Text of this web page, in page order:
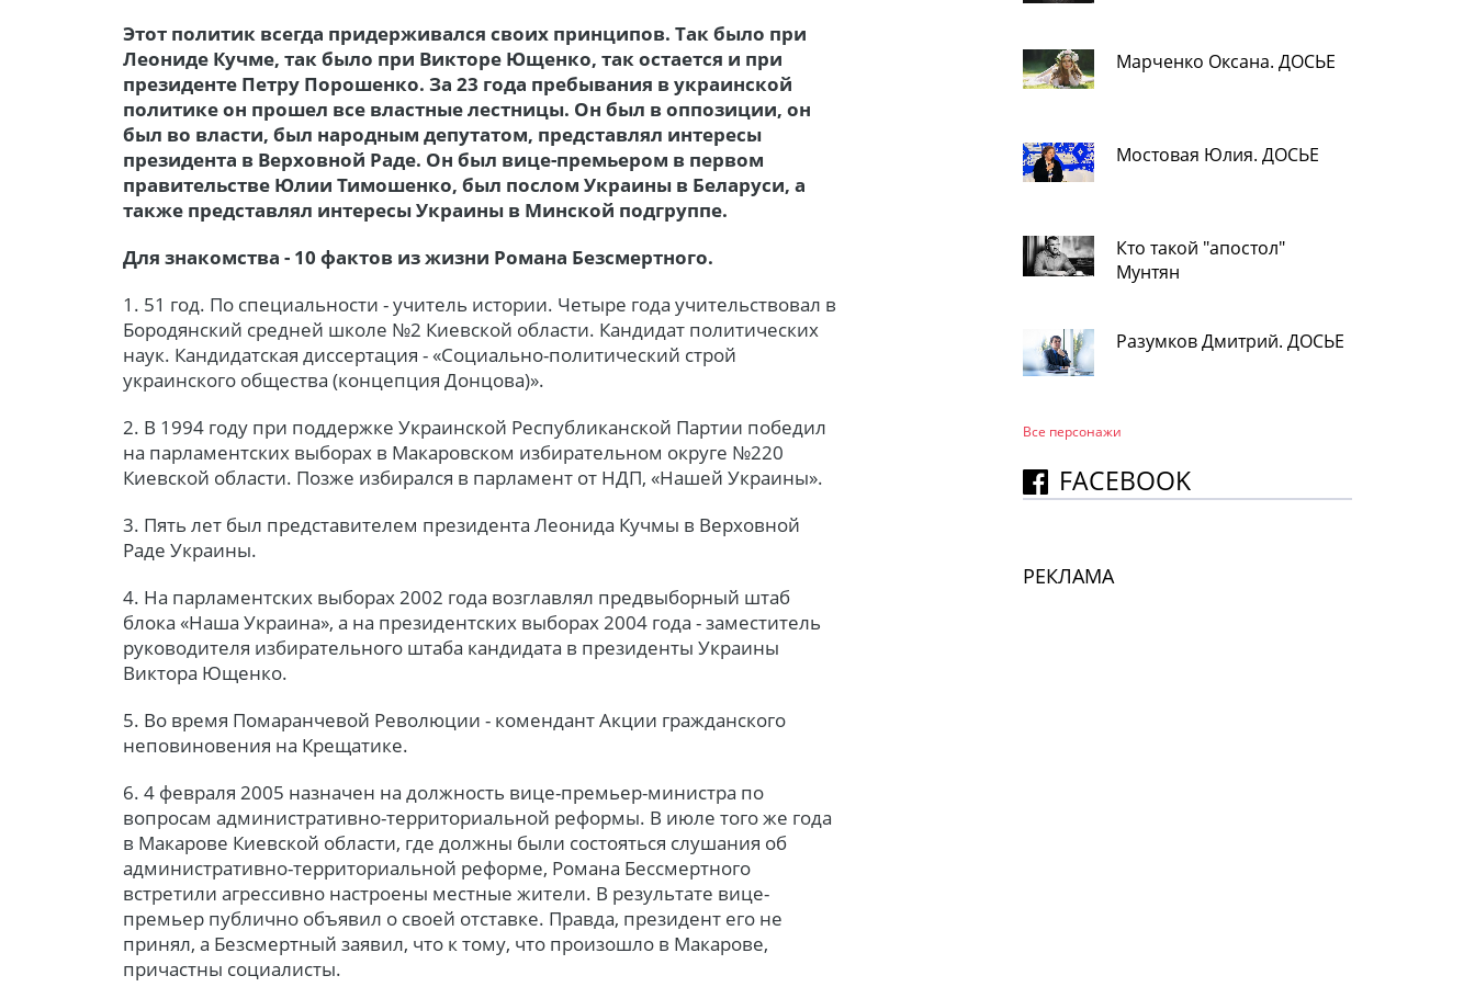
Этот политик всегда придерживался своих принципов. Так было при
Леониде Кучме, так было при Викторе Ющенко, так остается и при
президенте Петру Порошенко. За 23 года пребывания в украинской
политике он прошел все властные лестницы. Он был в оппозиции, он
был во власти, был народным депутатом, представлял интересы
президента в Верховной Раде. Он был вице-премьером в первом
правительстве Юлии Тимошенко, был послом Украины в Беларуси, а
также представлял интересы Украины в Минской подгруппе.
Для знакомства - 10 фактов из жизни Романа Безсмертного.
1. 51 год. По специальности - учитель истории. Четыре года учительствовал в
Бородянский средней школе №2 Киевской области. Кандидат политических
наук. Кандидатская диссертация - «Социально-политический строй
украинского общества (концепция Донцова)».
2. В 1994 году при поддержке Украинской Республиканской Партии победил
на парламентских выборах в Макаровском избирательном округе №220
Киевской области. Позже избирался в парламент от НДП, «Нашей Украины».
3. Пять лет был представителем президента Леонида Кучмы в Верховной
Раде Украины.
4. На парламентских выборах 2002 года возглавлял предвыборный штаб
блока «Наша Украина», а на президентских выборах 2004 года - заместитель
руководителя избирательного штаба кандидата в президенты Украины
Виктора Ющенко.
5. Во время Помаранчевой Революции - комендант Акции гражданского
неповиновения на Крещатике.
6. 4 февраля 2005 назначен на должность вице-премьер-министра по
вопросам административно-территориальной реформы. В июле того же года
в Макарове Киевской области, где должны были состояться слушания об
административно-территориальной реформе, Романа Бессмертного
встретили агрессивно настроены местные жители. В результате вице-
премьер публично объявил о своей отставке. Правда, президент его не
принял, а Безсмертный заявил, что к тому, что произошло в Макарове,
причастны социалисты.
Марченко Оксана. ДОСЬЕ
Мостовая Юлия. ДОСЬЕ
Кто такой "апостол"
Мунтян
Разумков Дмитрий. ДОСЬЕ
Все персонажи
FACEBOOK
РЕКЛАМА